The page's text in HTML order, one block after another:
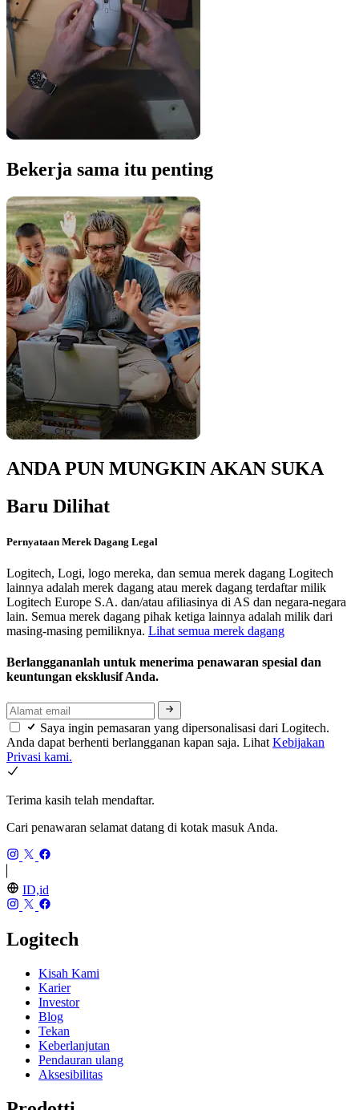
Bekerja sama itu penting
ANDA PUN MUNGKIN AKAN SUKA
Baru Dilihat
Pernyataan Merek Dagang Legal
Logitech, Logi, logo mereka, dan semua merek dagang Logitech
lainnya adalah merek dagang atau merek dagang terdaftar milik
Logitech Europe S.A. dan/atau afiliasinya di AS dan negara-negara
lain. Semua merek dagang pihak ketiga lainnya adalah milik dari
masing-masing pemiliknya. Lihat semua merek dagang
Berlanggananlah untuk menerima penawaran spesial dan
keuntungan eksklusif Anda.
Saya ingin pemasaran yang dipersonalisasi dari Logitech.
Anda dapat berhenti berlangganan kapan saja. Lihat Kebijakan
Privasi kami.
Terima kasih telah mendaftar.
Cari penawaran selamat datang di kotak masuk Anda.
ID,id
Logitech
Kisah Kami
Karier
Investor
Blog
Tekan
Keberlanjutan
Pendauran ulang
Aksesibilitas